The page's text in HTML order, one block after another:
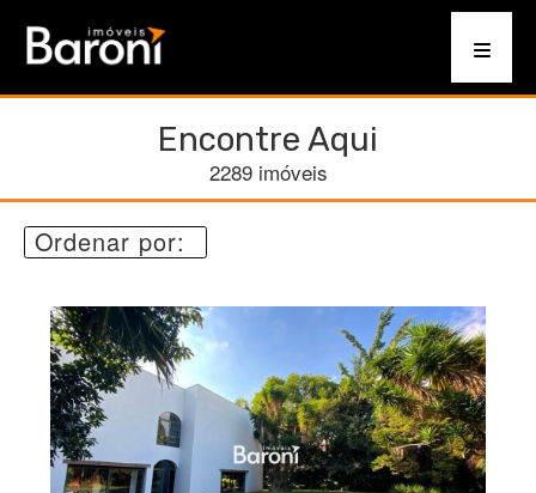
Encontre Aqui
2289 imóveis
Ordenar por: